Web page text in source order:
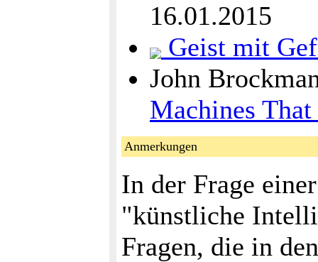
16.01.2015
Geist mit
John
Machines
Anmerkungen
In der Frage
"künstliche
Fragen, die in